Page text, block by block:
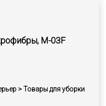
M-03F
> Товары для уборки